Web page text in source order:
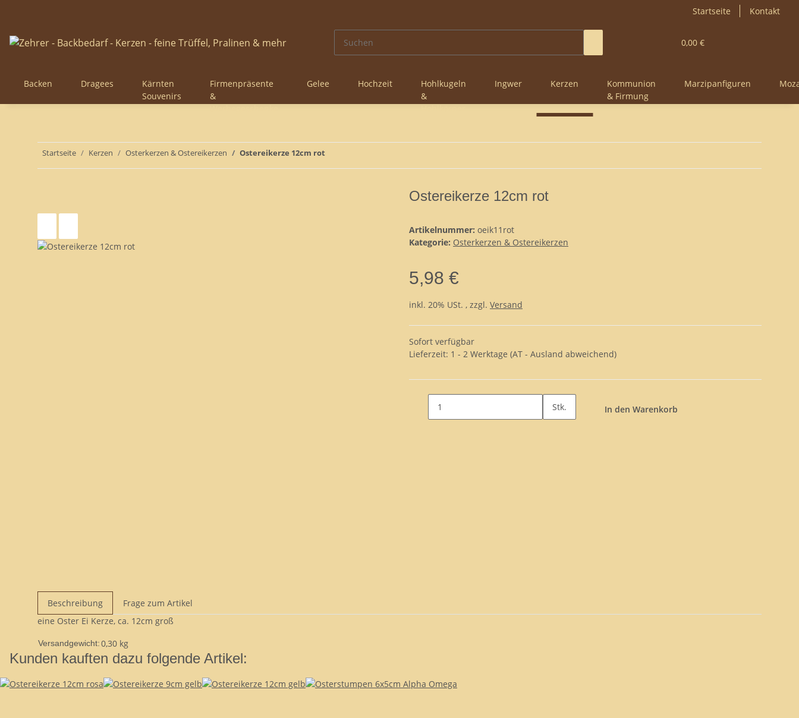
Startseite Kontakt
0,00 €
Backen Dragees
Kärnten
Souvenirs
Firmenpräsente
&
Gelee Hochzeit
Hohlkugeln
&
Ingwer Kerzen
Kommunion
& Firmung
Marzipanfiguren
Startseite Kerzen Osterkerzen & Ostereikerzen Ostereikerze 12cm rot
Ostereikerze 12cm rot
Artikelnummer: oeik11rot
Kategorie: Osterkerzen & Ostereikerzen
5,98 €
inkl. 20% USt. , zzgl. Versand
Sofort verfügbar
Lieferzeit: 1 - 2 Werktage (AT - Ausland abweichend)
Stk. In den Warenkorb
Beschreibung
Frage zum Artikel
eine Oster Ei Kerze, ca. 12cm groß
Versandgewicht:0,30 kg
Kunden kauften dazu folgende Artikel: